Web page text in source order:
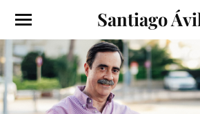
Santiago